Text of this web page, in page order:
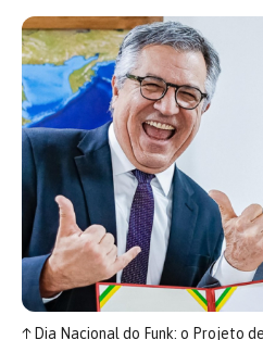
↑Dia Nacional do Funk: o Projeto